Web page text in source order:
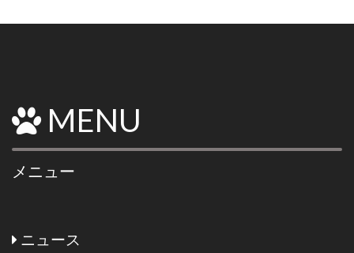
MENU
メニュー
ニュース